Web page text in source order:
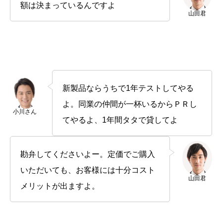
山田君
額は決まっているんですよ
小川さん
新製品ならうちで1年テストしてやる
よ。同業の仲間が一杯いるからＰＲし
てやるよ、1年間タタで貸してよ
山田君
勘弁してくださいよー。定価でご購入
いただいても、お客様には十分コスト
メリットが出ますよ。